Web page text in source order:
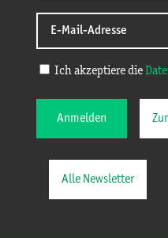
Ich akzeptiere die
Anmelden
Alle Newsletter